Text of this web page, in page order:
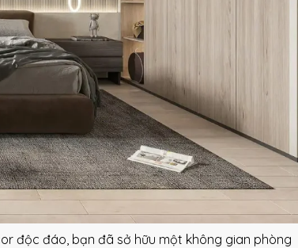
độc đáo, bạn đã sở hữu một không gian phòng